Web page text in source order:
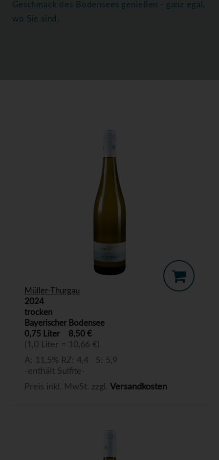
Geschmack des Bodensees genießen - ganz egal,
wo Sie sind.
Müller-Thurgau
2024
trocken
Bayerischer Bodensee
0,75 Liter
8,50 €
(1,0 Liter = 10,66 €)
A: 11,5% RZ: 4,4 S: 5,9
-enthält Sulfite-
Preis inkl. MwSt. zzgl. Versandkosten